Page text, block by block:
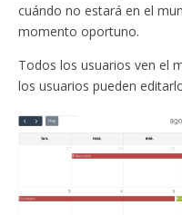
cuándo no estará en el
momento oportuno.
Todos los usuarios ven el
los usuarios pueden